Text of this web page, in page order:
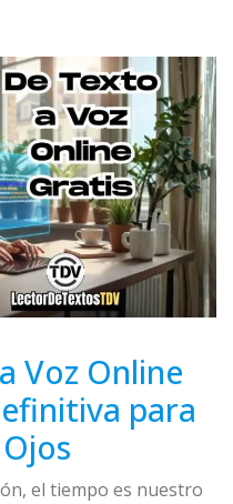
Voz Online
para
el tiempo es nuestro